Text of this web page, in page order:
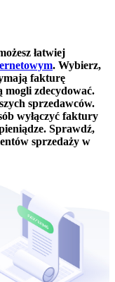
łatwiej
. Wybierz,
fakturę
mogli zdecydować.
sprzedawców.
wyłączyć faktury
Sprawdź,
sprzedaży w